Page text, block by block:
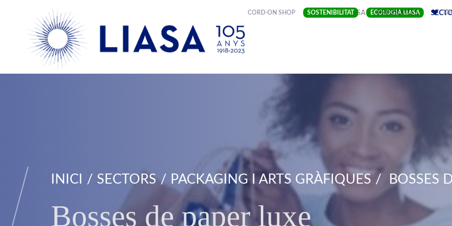
CORD-ON SHOP SOSTENIBILITAT ECOLOGIA LIASA
EMPRESA(CURRENT)
PRODUCTES
INICI SECTORS PACKAGING I ARTS GRÀFIQUES BOSSES
Bosses de paper luxe